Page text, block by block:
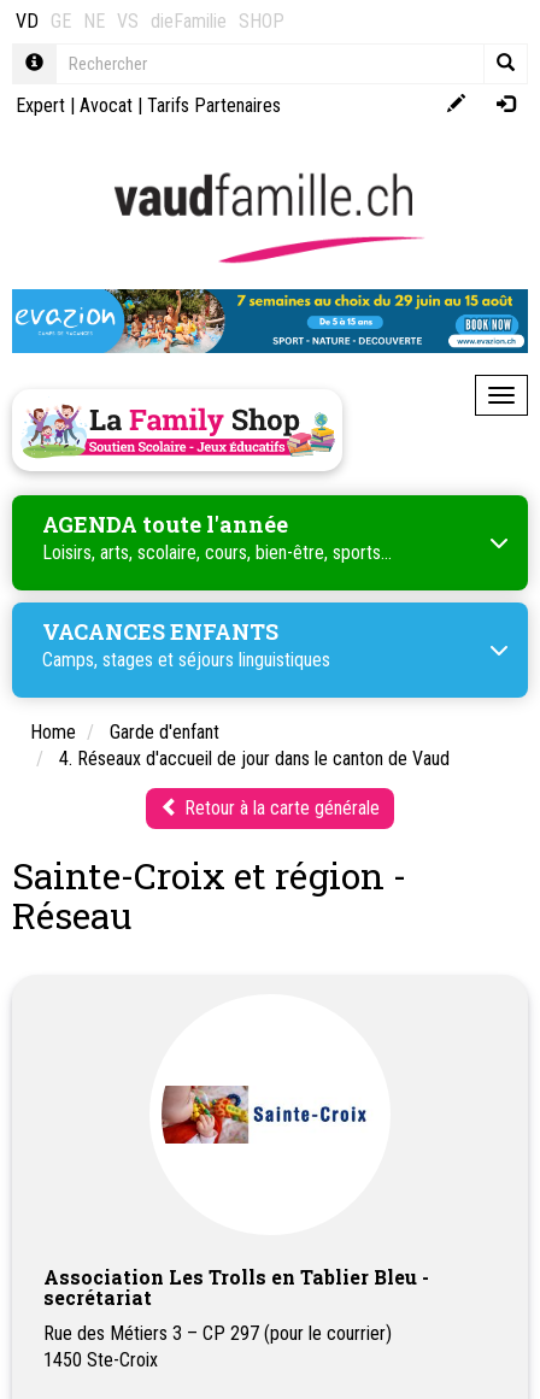
VD GE NE VS dieFamilie SHOP
Expert | Avocat | Tarifs Partenaires
AGENDA toute l'année
Loisirs, arts, scolaire, cours, bien-être, sports...
VACANCES ENFANTS
Camps, stages et séjours linguistiques
Home
Garde d'enfant
4. Réseaux d'accueil de jour dans le canton de Vaud
Retour à la carte générale
Sainte-Croix et région -
Réseau
Association Les Trolls en Tablier Bleu -
secrétariat
Rue des Métiers 3 – CP 297 (pour le courrier)
1450 Ste-Croix